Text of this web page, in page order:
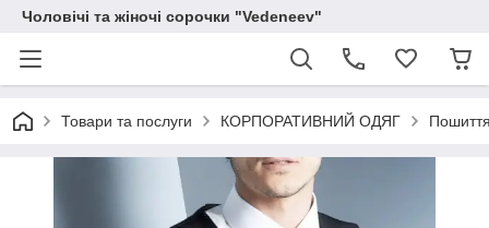
Чоловічі та жіночі сорочки "Vedeneev"
Товари та послуги КОРПОРАТИВНИЙ ОДЯГ